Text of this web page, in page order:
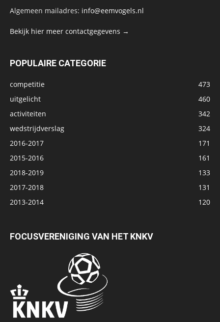
Algemeen mailadres: info@eemvogels.nl
Bekijk hier meer contactgegevens →
POPULAIRE CATEGORIE
competitie
473
uitgelicht
460
activiteiten
342
wedstrijdverslag
324
2016-2017
171
2015-2016
161
2018-2019
133
2017-2018
131
2013-2014
120
FOCUSVERENIGING VAN HET KNKV